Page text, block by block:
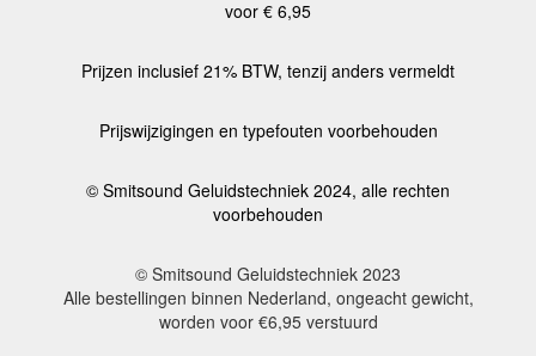
voor € 6,95
Prijzen inclusief 21% BTW, tenzij anders vermeldt
Prijswijzigingen en typefouten voorbehouden
© Smitsound Geluidstechniek 2024, alle rechten
voorbehouden
© Smitsound Geluidstechniek 2023
Alle bestellingen binnen Nederland, ongeacht gewicht,
worden voor €6,95 verstuurd